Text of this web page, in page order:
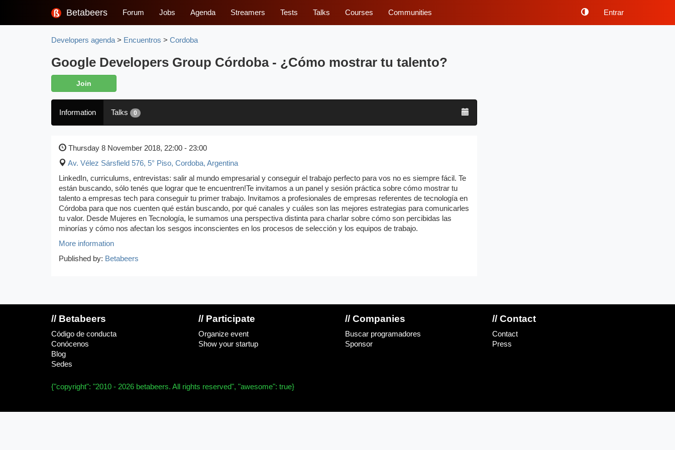
Betabeers Forum Jobs Agenda Streamers Tests Talks Courses Communities Entrar
Developers agenda > Encuentros > Cordoba
Google Developers Group Córdoba - ¿Cómo mostrar tu talento?
Join
Information Talks 0
Thursday 8 November 2018, 22:00 - 23:00
Av. Vélez Sársfield 576, 5° Piso, Cordoba, Argentina
LinkedIn, curriculums, entrevistas: salir al mundo empresarial y conseguir el trabajo perfecto para vos no es siempre fácil. Te
están buscando, sólo tenés que lograr que te encuentren!Te invitamos a un panel y sesión práctica sobre cómo mostrar tu
talento a empresas tech para conseguir tu primer trabajo. Invitamos a profesionales de empresas referentes de tecnología en
Córdoba para que nos cuenten qué están buscando, por qué canales y cuáles son las mejores estrategias para comunicarles
tu valor. Desde Mujeres en Tecnología, le sumamos una perspectiva distinta para charlar sobre cómo son percibidas las
minorías y cómo nos afectan los sesgos inconscientes en los procesos de selección y los equipos de trabajo.
More information
Published by: Betabeers
// Betabeers
Código de conducta
Conócenos
Blog
Sedes
// Participate
Organize event
Show your startup
// Companies
Buscar programadores
Sponsor
// Contact
Contact
Press
{"copyright": "2010 - 2026 betabeers. All rights reserved", "awesome": true}